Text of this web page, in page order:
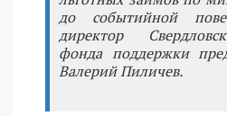
до событийной
директор
фонда поддержки
Валерий Пиличев.